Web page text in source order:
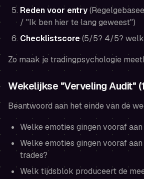
Reden voor entry
/ "Ik ben hier te lang geweest")
Checklistscore(5/5? 4/5? welk
Zo maak je tradingpsychologie
Wekelijkse "Verveling Audit"
Beantwoord aan het einde van de
Welke emoties gingen vooraf
Welke emoties gingen vooraf
trades?
Welk tijdsblok produceert de